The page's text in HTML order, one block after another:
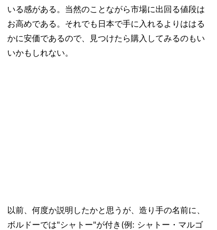
いる感がある。当然のことながら市場に出回る値段は
お高めである。それでも日本で手に入れるよりははる
かに安価であるので、見つけたら購入してみるのもい
いかもしれない。
以前、何度か説明したかと思うが、造り手の名前に、
ボルドーでは"シャトー"が付き(例: シャトー・マルゴ